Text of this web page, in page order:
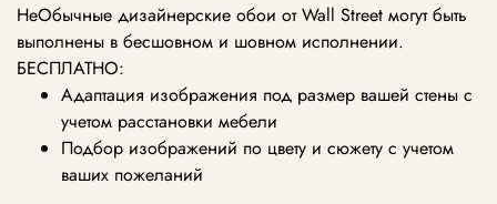
НеОбычные дизайнерские обои от Wall Street могут быть
выполнены в бесшовном и шовном исполнении.
БЕСПЛАТНО:
Адаптация изображения под размер вашей стены с
учетом расстановки мебели
Подбор изображений по цвету и сюжету с учетом
ваших пожеланий